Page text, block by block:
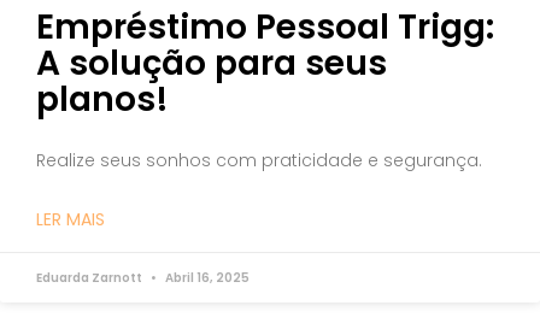
Empréstimo Pessoal Trigg:
A solução para seus
planos!
Realize seus sonhos com praticidade e segurança.
LER MAIS
Eduarda Zarnott Abril 16, 2025